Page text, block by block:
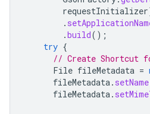
requestInitializer
.
.build();
try {
// Create Shortcut
File fileMetadata =
fileMetadata. setName
fileMetadata.